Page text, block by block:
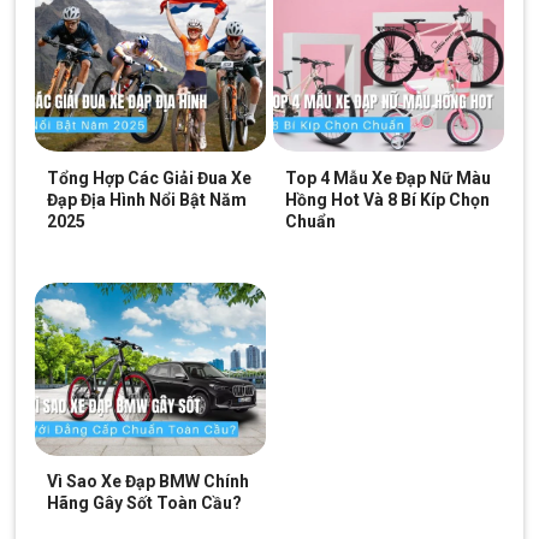
Ngoại hình Xe Đạp Trẻ Em Thống Nhất GN 06-20 20 Inch
Điều khiển dễ dàng với ghi đông ngang
Thiết kế ghi đông ngang của chiếc xe này mang lại sự thoải mái
và dễ dàng trong việc điều khiển. Hai bên đầu ghi đông được
bọc lớp cao su với những hoạt tiết xen kẽ, giúp thoáng khí và
Tổng Hợp Các Giải Đua Xe
Đạp Địa Hình Nổi Bật Năm
2025
Top 4 Mẫu Xe Đạp Nữ Màu
Hồng Hot Và 8 Bí Kíp Chọn
Chuẩn
Vì Sao Xe Đạp BMW Chính
Hãng Gây Sốt Toàn Cầu?